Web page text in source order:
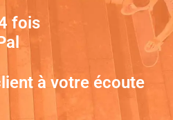
fois
à votre écoute